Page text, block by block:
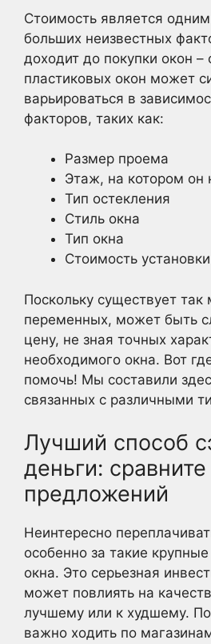
Стоимость является
больших неизвестных
доходит до покупки окон –
пластиковых окон может
варьироваться в
факторов, таких как:
Размер проема
Этаж, на котором он
Тип остекления
Стиль окна
Тип окна
Стоимость установки
Поскольку существует так
переменных, может быть
цену, не зная точных
необходимого окна. Вот
помочь! Мы составили
связанных с различными
Лучший способ
деньги:
предложений
Неинтересно
особенно за такие
окна. Это серьезная
может повлиять на
лучшему или к худшему.
важно ходить по